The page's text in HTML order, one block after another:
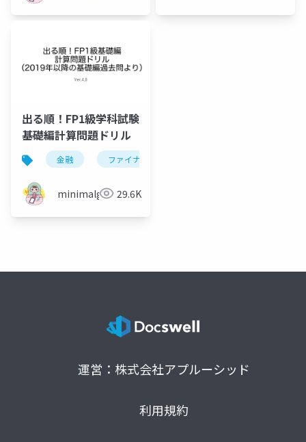
出る順！FP1級学科試験
基礎編計算問題ドリル
金融 ファイナンス
minimalgreen29.6K
運営：株式会社アプルーシッド
利用規約